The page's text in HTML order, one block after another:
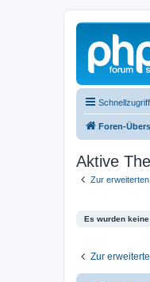
Schnellzugriff
Foren-
Aktive
Zur
Es wurden
Zur